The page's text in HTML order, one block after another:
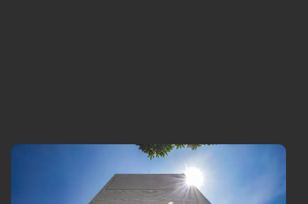
Comportamento
Cultura
Economia
Meio Ambiente
Podcast
Política